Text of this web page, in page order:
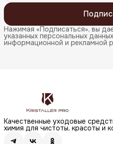
Нажимая «Подписаться», вы
указанных персональных
информационной и рекламной
Качественные уходовые
химия для чистоты, красоты и